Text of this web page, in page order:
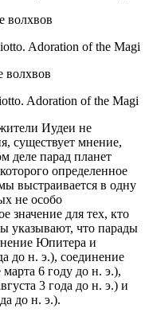
волхвов
волхвов
Иудеи не
существует мнение,
деле парад планет
определенное
выстраивается в одну
не особо
значение для тех, кто
указывают, что парады
Юпитера и
до н. э.), соединение
6 году до н. э.),
3 года до н. э.) и
до н. э.).